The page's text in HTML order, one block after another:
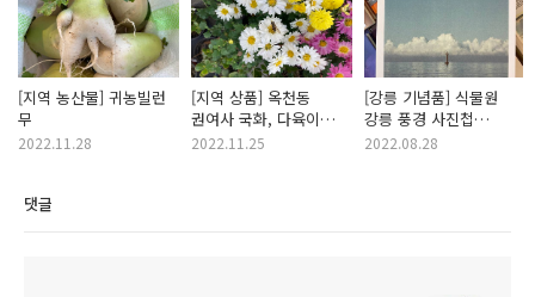
[지역 농산물] 귀농빌런
무
2022.11.28
[지역 상품] 옥천동
권여사 국화, 다육이
화분
2022.11.25
[강릉 기념품] 식물원
강릉 풍경 사진첩
(포스터북)
2022.08.28
댓글